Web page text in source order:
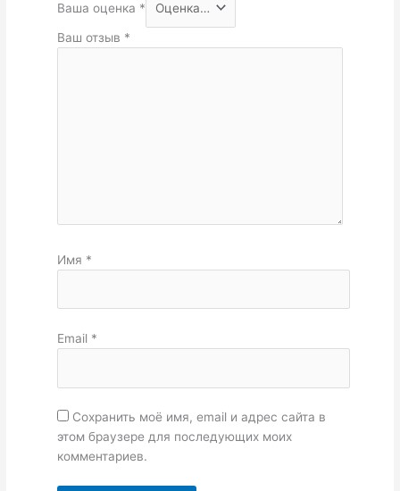
Ваша оценка *
Ваш отзыв *
Имя *
Email *
Сохранить моё имя, email и адрес сайта в
этом браузере для последующих моих
комментариев.